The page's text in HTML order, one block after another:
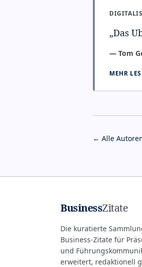
„Das
— Tom
MEHR
← Alle
BusinessZitate
Die kuratierte
Business-Zitate für
und
erweitert, redaktionell